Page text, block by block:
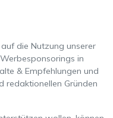
die Nutzung unserer
in
& Empfehlungen und
redaktionellen Gründen